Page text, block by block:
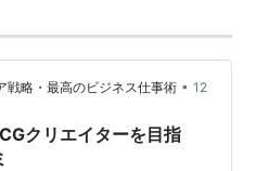
戦略・最高のビジネス仕事術 • 12
クリエイターを目指